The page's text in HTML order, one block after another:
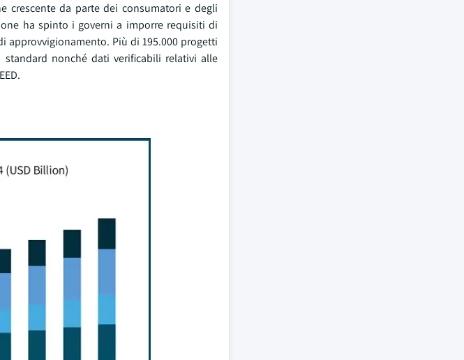
crescente da parte dei consumatori e degli
ha spinto i governi a imporre requisiti di
Più di 195.000 progetti
nonché dati verificabili relativi alle